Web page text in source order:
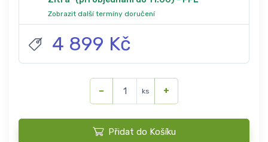
Zobrazit další termíny doručení
4 899 Kč
− ks +
Přidat do Košíku